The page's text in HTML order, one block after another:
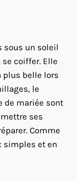
sous un soleil
coiffer. Elle
plus belle lors
le
de mariée sont
ses
Comme
simples et en